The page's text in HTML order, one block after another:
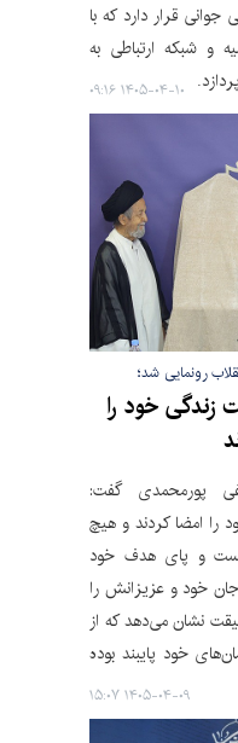
قرار دارد که با
و شبکه‌ ارتباطی به
۱۴۰۵-۰۴-۱۰ ۰۹:۱۶
زندگی خود را
پورمحمدی گفت:
را امضا کردند و هیچ
و پای هدف خود
خود و عزیزانش را
نشان می‌دهد که از
خود پایبند بوده
۱۴۰۵-۰۴-۰۹ ۱۵:۰۷